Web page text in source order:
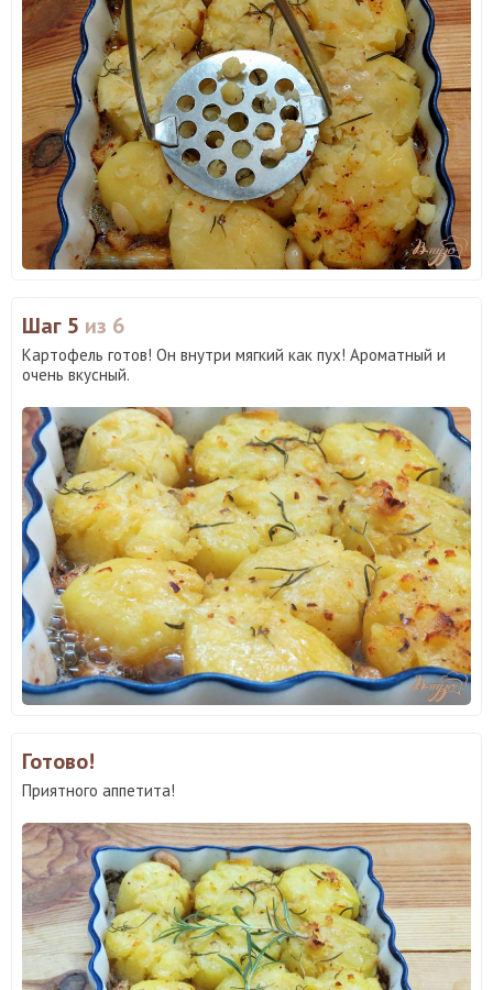
Шаг 5 из 6
Картофель готов! Он внутри мягкий как пух! Ароматный и
очень вкусный.
Готово!
Приятного аппетита!